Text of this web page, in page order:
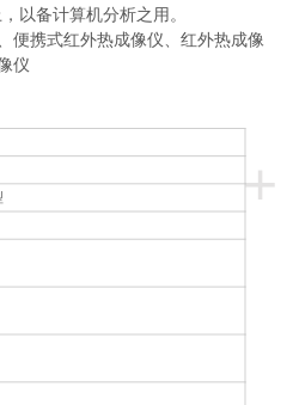
以备计算机分析之用。
便携式红外热成像仪、红外热成像
仪
+